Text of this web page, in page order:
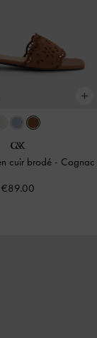
cuir brodé - Cognac
€89.00